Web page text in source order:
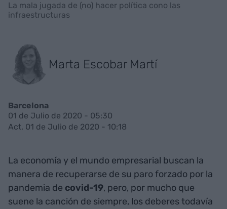
La mala jugada de (no) hacer política cono las
infraestructuras
Marta Escobar Martí
Barcelona
01 de Julio de 2020 - 05:30
Act. 01 de Julio de 2020 - 10:18
La economía y el mundo empresarial buscan la
manera de recuperarse de su paro forzado por la
pandemia de covid-19, pero, por mucho que
suene la canción de siempre, los deberes todavía